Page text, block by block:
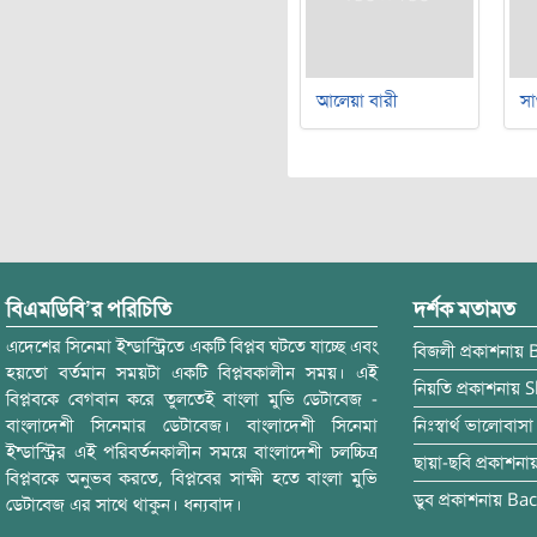
আলেয়া বারী
বিএমডিবি’র পরিচিতি
এদেশের সিনেমা ইন্ডাস্ট্রিতে একটি বিপ্লব ঘটতে যাচ্ছে এবং
হয়তো বর্তমান সময়টা একটি বিপ্লবকালীন সময়। এই
বিপ্লবকে বেগবান করে তুলতেই বাংলা মুভি ডেটাবেজ -
বাংলাদেশী সিনেমার ডেটাবেজ। বাংলাদেশী সিনেমা
ইন্ডাস্ট্রির এই পরিবর্তনকালীন সময়ে বাংলাদেশী চলচ্চিত্র
বিপ্লবকে অনুভব করতে, বিপ্লবের সাক্ষী হতে বাংলা মুভি
ডেটাবেজ এর সাথে থাকুন। ধন্যবাদ।
দর্শক মতামত
বিজলী প্রকাশনায়
নিয়তি প্রকাশনায়
নিঃস্বার্থ ভালোবাসা
ছায়া-ছবি
ডুব প্রকাশনায়